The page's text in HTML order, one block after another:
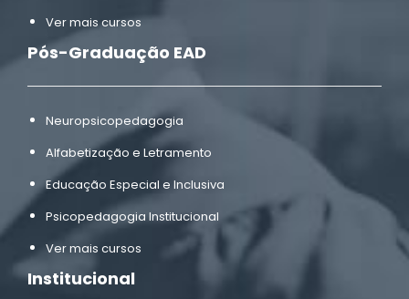
Ver mais cursos
Pós-Graduação EAD
Neuropsicopedagogia
Alfabetização e Letramento
Educação Especial e Inclusiva
Psicopedagogia Institucional
Ver mais cursos
Institucional